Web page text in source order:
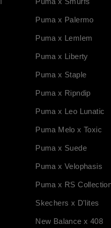
Puma x Palermo
Puma x Lemlem
Puma x Liberty
Puma x Staple
Puma x Ripndip
Puma x Leo Lunatic
Puma Melo x Toxic
Puma x Suede
Puma x Velophasis
Puma x RS
Skechers x D'lites
New Balance x 408